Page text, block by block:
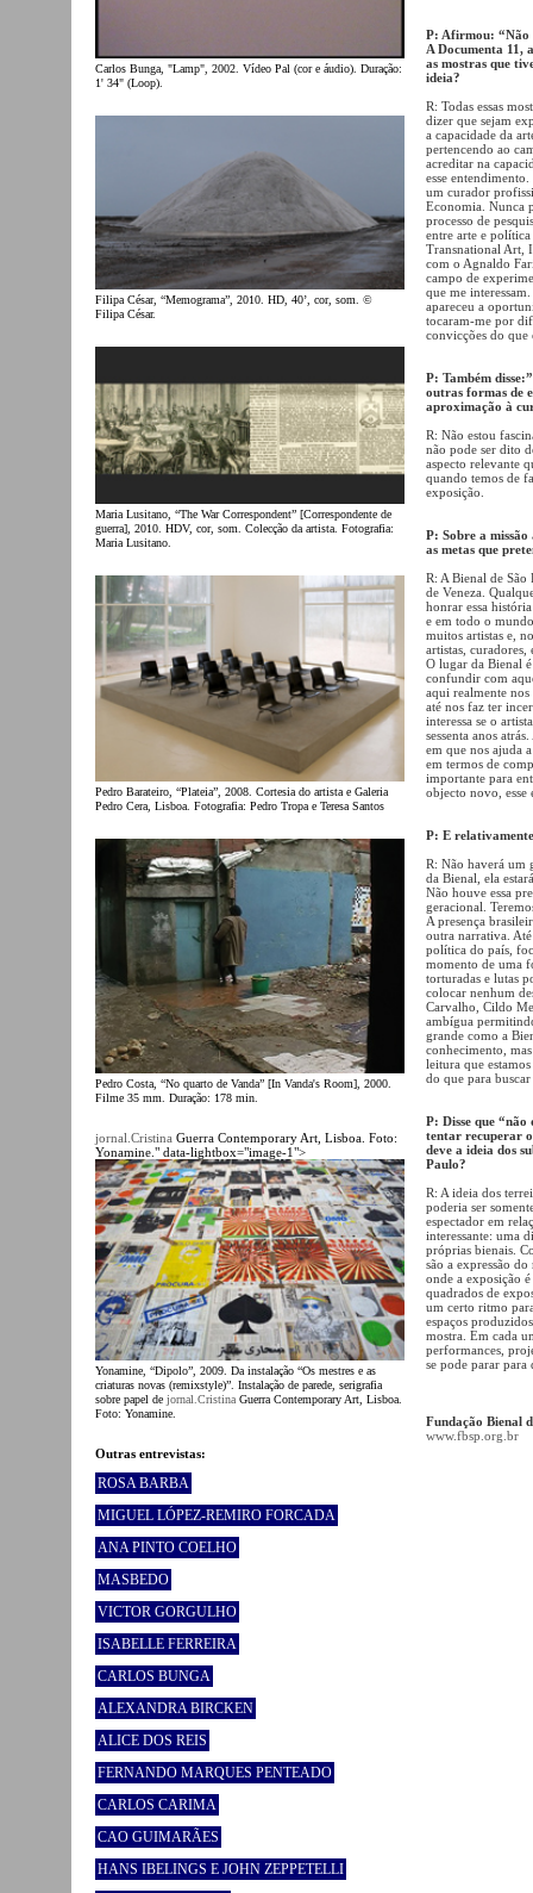
Carlos Bunga, "Lamp", 2002. Vídeo Pal (cor e áudio). Duração:
1' 34" (Loop).
Filipa César, “Memograma”, 2010. HD, 40’, cor, som. ©
Filipa César.
Maria Lusitano, “The War Correspondent” [Correspondente de
guerra], 2010. HDV, cor, som. Colecção da artista. Fotografia:
Maria Lusitano.
Pedro Barateiro, “Plateia”, 2008. Cortesia do artista e Galeria
Pedro Cera, Lisboa. Fotografia: Pedro Tropa e Teresa Santos
Pedro Costa, “No quarto de Vanda” [In Vanda's Room], 2000.
Filme 35 mm. Duração: 178 min.
jornal.Cristina Guerra Contemporary Art, Lisboa. Foto:
Yonamine." data-lightbox="image-1">
Yonamine, “Dipolo”, 2009. Da instalação “Os mestres e as
criaturas novas (remixstyle)”. Instalação de parede, serigrafia
sobre papel de jornal.Cristina Guerra Contemporary Art, Lisboa.
Foto: Yonamine.
Outras entrevistas:
ROSA BARBA
MIGUEL LÓPEZ-REMIRO FORCADA
ANA PINTO COELHO
MASBEDO
VICTOR GORGULHO
ISABELLE FERREIRA
CARLOS BUNGA
ALEXANDRA BIRCKEN
ALICE DOS REIS
FERNANDO MARQUES PENTEADO
CARLOS CARIMA
CAO GUIMARÃES
HANS IBELINGS E JOHN ZEPPETELLI
P: Afirmou: “Não
A Documenta 11,
as mostras que
ideia?
R: Todas essas
dizer que sejam
a capacidade da
pertencendo ao
acreditar na
esse
um curador
Economia. Nunca
processo de
entre arte e
Transnational Art,
com o Agnaldo
campo de
que me
apareceu a
tocaram-me por
convicções do que
P: Também
outras formas de
aproximação à
R: Não estou
não pode ser dito
aspecto relevante
quando temos de
exposição.
P: Sobre a
as metas que
R: A Bienal de São
de Veneza.
honrar essa
e em todo o
muitos artistas e,
artistas, curadores,
O lugar da Bienal
confundir com
aqui realmente
até nos faz ter
interessa se o
sessenta anos
em que nos ajuda
em termos de
importante para
objecto novo, esse
P: E
R: Não haverá um
da Bienal, ela
Não houve essa
geracional.
A presença
outra narrativa.
política do país,
momento de uma
torturadas e lutas
colocar nenhum
Carvalho, Cildo
ambígua
grande como a
conhecimento,
leitura que
do que para buscar
P: Disse que
tentar recuperar o
deve a ideia dos
Paulo?
R: A ideia dos
poderia ser
espectador em
interessante: uma
próprias bienais.
são a expressão
onde a exposição
quadrados de
um certo ritmo
espaços
mostra. Em cada
performances,
se pode parar para
Fundação Bienal
www.fbsp.org.br